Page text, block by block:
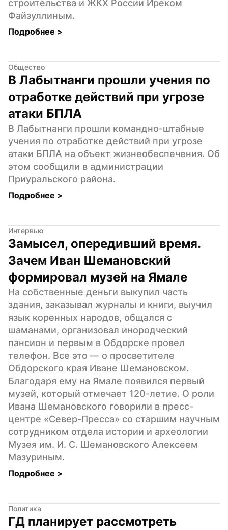
строительства и ЖКХ России Иреком
Файзуллиным.
Подробнее >
Общество
В Лабытнанги прошли учения по
отработке действий при угрозе
атаки БПЛА
В Лабытнанги прошли командно-штабные
учения по отработке действий при угрозе
атаки БПЛА на объект жизнеобеспечения. Об
этом сообщили в администрации
Приуральского района.
Подробнее >
Интервью
Замысел, опередивший время.
Зачем Иван Шемановский
формировал музей на Ямале
На собственные деньги выкупил часть
здания, заказывал журналы и книги, выучил
язык коренных народов, общался с
шаманами, организовал инородческий
пансион и первым в Обдорске провел
телефон. Все это — о просветителе
Обдорского края Иване Шемановском.
Благодаря ему на Ямале появился первый
музей, который отмечает 120-летие. О роли
Ивана Шемановского говорили в пресс-
центре «Север-Пресса» со старшим научным
сотрудником отдела истории и археологии
Музея им. И. С. Шемановского Алексеем
Мазуриным.
Подробнее >
Политика
ГД планирует рассмотреть